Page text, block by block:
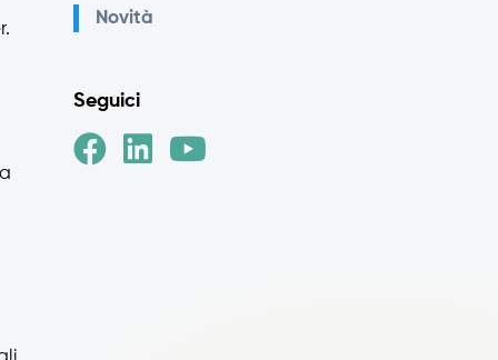
Novità
Seguici